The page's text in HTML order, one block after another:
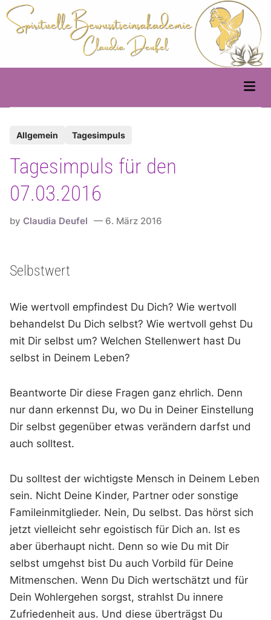
Skip
to
content
Main
t
e
d
Allgemein Tagesimpuls
Tagesimpuls für den
07.03.2016
byClaudia Deufel 6. März 2016
Selbstwert
Wie wertvoll empfindest Du Dich? Wie wertvoll
behandelst Du Dich selbst? Wie wertvoll gehst Du
mit Dir selbst um? Welchen Stellenwert hast Du
selbst in Deinem Leben?
Beantworte Dir diese Fragen ganz ehrlich. Denn
nur dann erkennst Du, wo Du in Deiner Einstellung
Dir selbst gegenüber etwas verändern darfst und
auch solltest.
Du solltest der wichtigste Mensch in Deinem Leben
sein. Nicht Deine Kinder, Partner oder sonstige
Famileinmitglieder. Nein, Du selbst. Das hörst sich
jetzt vielleicht sehr egoistisch für Dich an. Ist es
aber überhaupt nicht. Denn so wie Du mit Dir
selbst umgehst bist Du auch Vorbild für Deine
Mitmenschen. Wenn Du Dich wertschätzt und für
Dein Wohlergehen sorgst, strahlst Du innere
Zufriedenheit aus. Und diese überträgst Du